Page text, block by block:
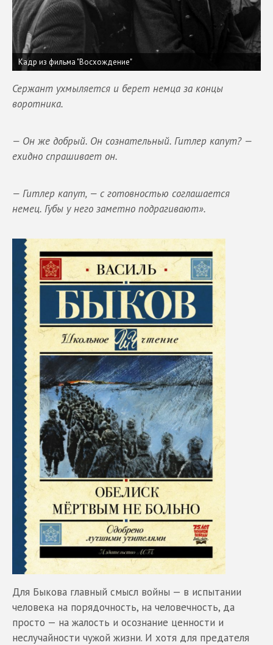
Кадр из фильма "Восхождение"
Сержант ухмыляется и берет немца за концы
воротника.
— Он же добрый. Он сознательный. Гитлер капут? —
ехидно спрашивает он.
— Гитлер капут, — с готовностью соглашается
немец. Губы у него заметно подрагивают».
Для Быкова главный смысл войны — в испытании
человека на порядочность, на человечность, да
просто — на жалость и осознание ценности и
неслучайности чужой жизни. И хотя для предателя